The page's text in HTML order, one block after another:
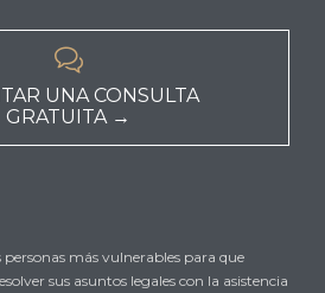

UNA CONSULTA
GRATUITA →
personas más vulnerables para que
sus asuntos legales con la asistencia